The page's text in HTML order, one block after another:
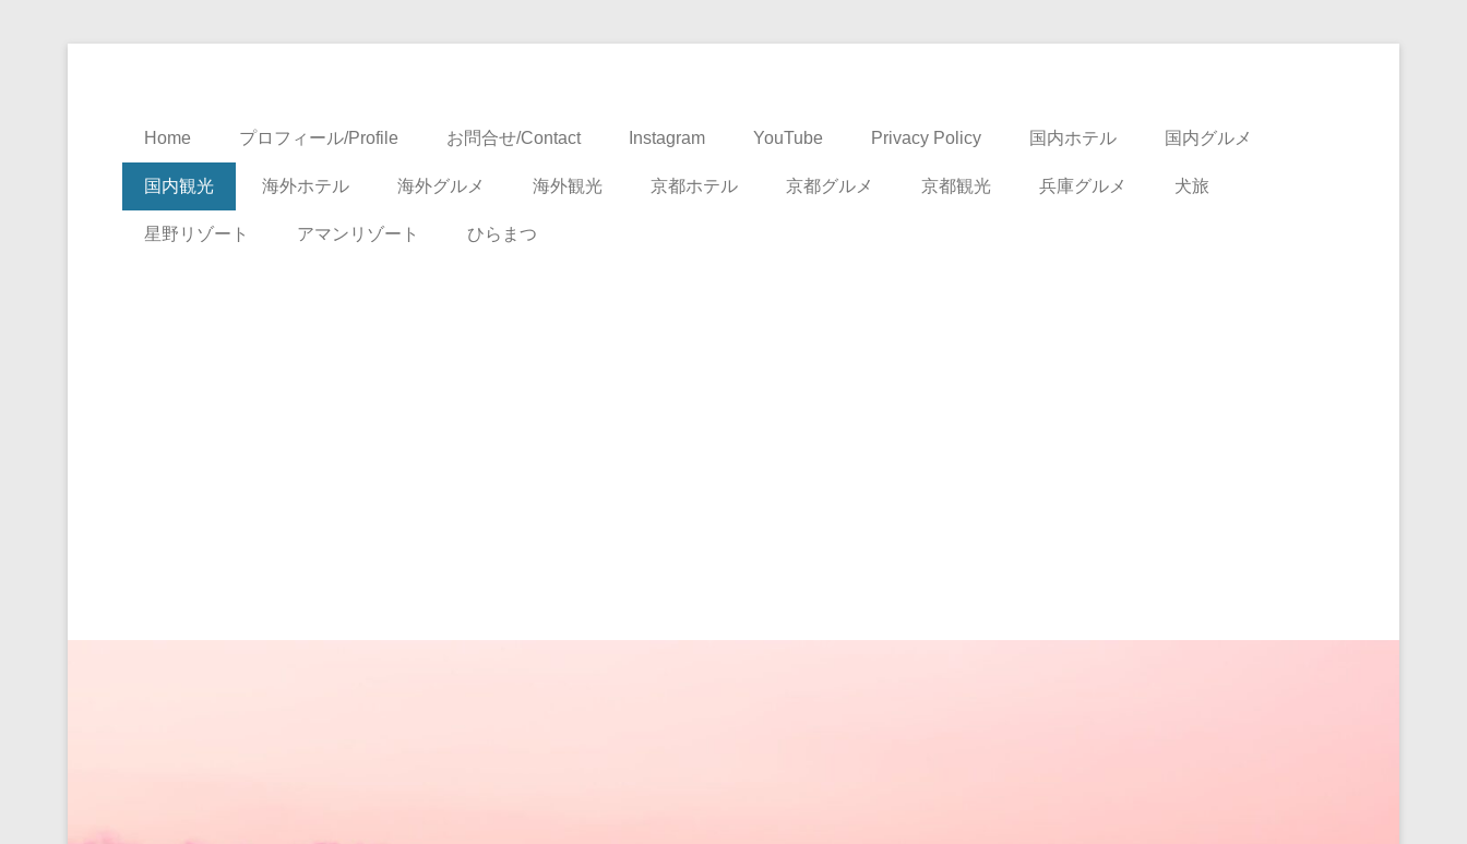
Home プロフィール/Profile お問合せ/Contact Instagram YouTube Privacy Policy 国内ホテル 国内グルメ
国内観光 海外ホテル 海外グルメ 海外観光 京都ホテル 京都グルメ 京都観光 兵庫グルメ 犬旅
星野リゾート アマンリゾート ひらまつ